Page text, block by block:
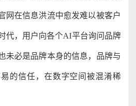
网在信息洪流中愈发难以被客户
代，用户向各个AI平台询问品牌
未必是品牌本身的信息，品牌与
的信任，在数字空间被混淆稀